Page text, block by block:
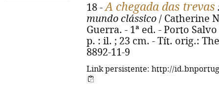
18 -A chegada das trevas
mundo clássico / Catherine
Guerra. - 1ª ed. - Porto
p. : il. ; 23 cm. - Tít. orig.:
8892-11-9
Link persistente: http://